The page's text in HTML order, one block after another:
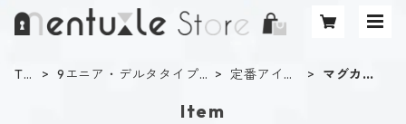
TO
9エニア・デルタタイプ
定番アイテ
マグカッ
Item